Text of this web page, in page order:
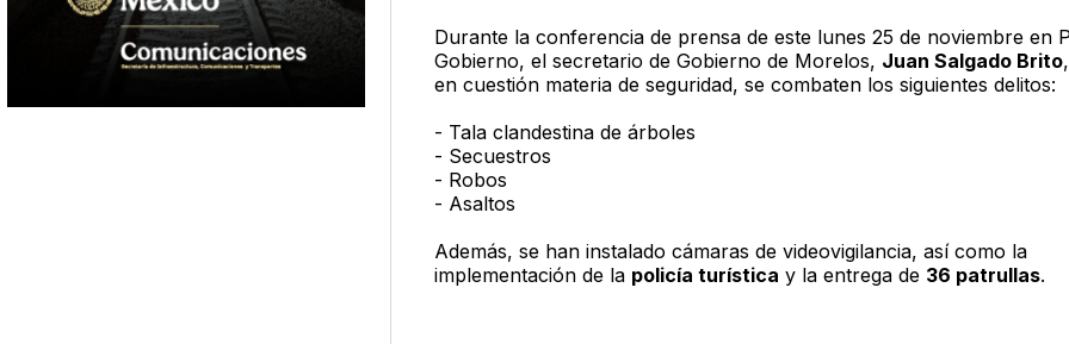
Durante la conferencia de prensa de este lunes 25 de noviembre en
Gobierno, el secretario de Gobierno de Morelos, Juan Salgado Brito
en cuestión materia de seguridad, se combaten los siguientes delitos:
- Tala clandestina de árboles
- Secuestros
- Robos
- Asaltos
Además, se han instalado cámaras de videovigilancia, así como la
implementación de la policía turística y la entrega de 36 patrullas.